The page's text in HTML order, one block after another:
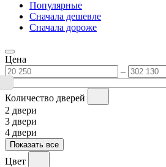
Популярные
Сначала дешевле
Сначала дороже
Цена
–
Количество дверей
2 двери
3 двери
4 двери
Показать все
Цвет